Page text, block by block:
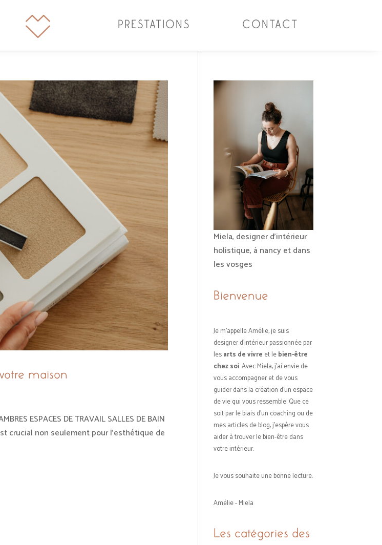
PRESTATIONS CONTACT
votre maison
ESPACES DE TRAVAIL SALLES DE BAIN
crucial non seulement pour l’esthétique de
Miela, designer d'intérieur
holistique, à nancy et dans
les vosges
Bienvenue
Je m’appelle Amélie, je suis
designer d’intérieur passionnée par
lesarts de vivre et lebien-être
chez soi. Avec Miela, j’ai envie de
vous accompagner et de vous
guider dans la création d’un espace
de vie qui vous ressemble. Que ce
soit par le biais d'un coaching ou de
mes articles de blog, j'espère vous
aider à trouver le bien-être dans
votre intérieur.
Je vous souhaite une bonne lecture.
Amélie - Miela
Les catégories des